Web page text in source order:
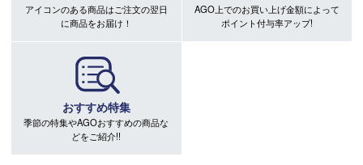
アイコンのある商品はご注文の翌日
に商品をお届け！
AGO上でのお買い上げ金額によって
ポイント付与率アップ!
おすすめ特集
季節の特集やAGOおすすめの商品な
どをご紹介!!